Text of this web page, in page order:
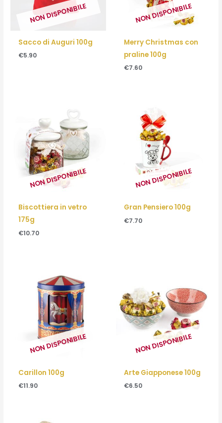
NON DISPONIBILE
Sacco di Auguri 100g
€5.90
NON DISPONIBILE
Merry Christmas con
praline 100g
€7.60
NON DISPONIBILE
Biscottiera in vetro
175g
€10.70
NON DISPONIBILE
Gran Pensiero 100g
€7.70
NON DISPONIBILE
Carillon 100g
€11.90
NON DISPONIBILE
Arte Giapponese 100g
€6.50